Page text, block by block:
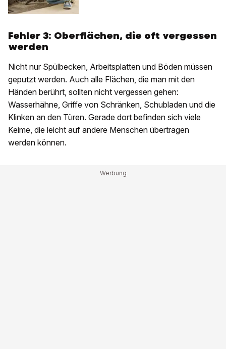
Fehler 3: Oberflächen, die oft vergessen
werden
Nicht nur Spülbecken, Arbeitsplatten und Böden müssen
geputzt werden. Auch alle Flächen, die man mit den
Händen berührt, sollten nicht vergessen gehen:
Wasserhähne, Griffe von Schränken, Schubladen und die
Klinken an den Türen. Gerade dort befinden sich viele
Keime, die leicht auf andere Menschen übertragen
werden können.